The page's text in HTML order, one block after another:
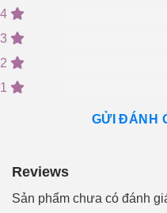
of
on
ratings
4
3
2
1
GỬI ĐÁNH
Reviews
Sản phẩm chưa có đánh